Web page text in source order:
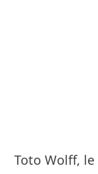
Toto Wolff, le